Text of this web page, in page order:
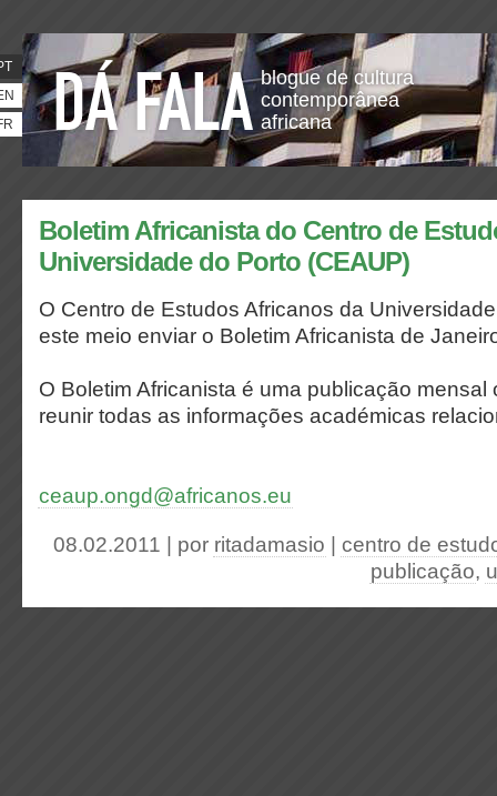
blogue de cultura
contemporânea
africana
Boletim Africanista do Centro de
Universidade do Porto (CEAUP)
O Centro de Estudos Africanos da
este meio enviar o Boletim Africanista de
O Boletim Africanista é uma publicação mensal
reunir todas as informações académicas
ceaup.ongd@africanos.eu
08.02.2011 | por ritadamasio
centro de
publicação,